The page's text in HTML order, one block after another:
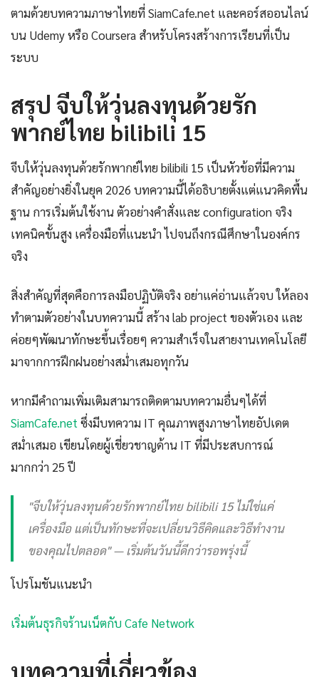
ตามด้วยบทความภาษาไทยที่ SiamCafe.net และคอร์สออนไลน์
บน Udemy หรือ Coursera สำหรับโครงสร้างการเรียนที่เป็น
ระบบ
สรุป จีบให้วุ่นลงทุนด้วยรัก
พากย์ไทย bilibili 15
จีบให้วุ่นลงทุนด้วยรักพากย์ไทย bilibili 15 เป็นหัวข้อที่มีความ
สำคัญอย่างยิ่งในยุค 2026 บทความนี้ได้อธิบายตั้งแต่แนวคิดพื้น
ฐาน การเริ่มต้นใช้งาน ตัวอย่างคำสั่งและ configuration จริง
เทคนิคขั้นสูง เครื่องมือที่แนะนำ ไปจนถึงกรณีศึกษาในองค์กร
จริง
สิ่งสำคัญที่สุดคือการลงมือปฏิบัติจริง อย่าแค่อ่านแล้วจบ ให้ลอง
ทำตามตัวอย่างในบทความนี้ สร้าง lab project ของตัวเอง และ
ค่อยๆพัฒนาทักษะขึ้นเรื่อยๆ ความสำเร็จในสายงานเทคโนโลยี
มาจากการฝึกฝนอย่างสม่ำเสมอทุกวัน
หากมีคำถามเพิ่มเติมสามารถติดตามบทความอื่นๆได้ที่
SiamCafe.net ซึ่งมีบทความ IT คุณภาพสูงภาษาไทยอัปเดต
สม่ำเสมอ เขียนโดยผู้เชี่ยวชาญด้าน IT ที่มีประสบการณ์
มากกว่า 25 ปี
"จีบให้วุ่นลงทุนด้วยรักพากย์ไทย bilibili 15 ไม่ใช่แค่
เครื่องมือ แต่เป็นทักษะที่จะเปลี่ยนวิธีคิดและวิธีทำงาน
ของคุณไปตลอด" — เริ่มต้นวันนี้ดีกว่ารอพรุ่งนี้
โปรโมชันแนะนำ
เริ่มต้นธุรกิจร้านเน็ตกับ Cafe Network
บทความที่เกี่ยวข้อง